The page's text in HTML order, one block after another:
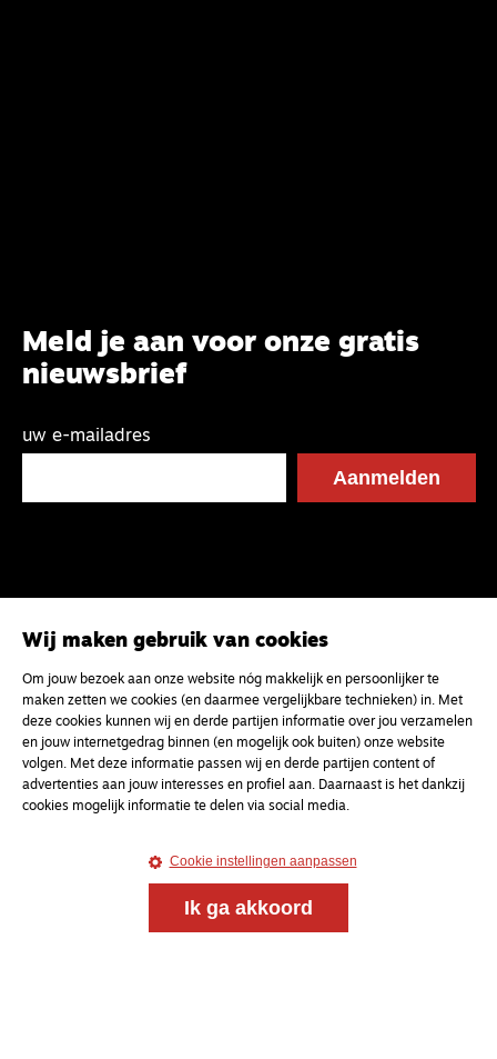
Meld je aan voor onze gratis
nieuwsbrief
uw e-mailadres
Wij maken gebruik van cookies
Om jouw bezoek aan onze website nóg makkelijk en persoonlijker te
maken zetten we cookies (en daarmee vergelijkbare technieken) in. Met
deze cookies kunnen wij en derde partijen informatie over jou verzamelen
en jouw internetgedrag binnen (en mogelijk ook buiten) onze website
volgen. Met deze informatie passen wij en derde partijen content of
advertenties aan jouw interesses en profiel aan. Daarnaast is het dankzij
cookies mogelijk informatie te delen via social media.
Cookie instellingen aanpassen
Ik ga akkoord